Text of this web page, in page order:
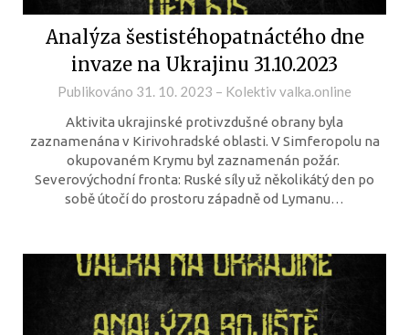
Analýza šestistéhopatnáctého dne
invaze na Ukrajinu 31.10.2023
Publikováno 31. 10. 2023 – Kolektiv valka.online
Aktivita ukrajinské protivzdušné obrany byla
zaznamenána v Kirivohradské oblasti. V Simferopolu na
okupovaném Krymu byl zaznamenán požár.
Severovýchodní fronta: Ruské síly už několikátý den po
sobě útočí do prostoru západně od Lymanu…